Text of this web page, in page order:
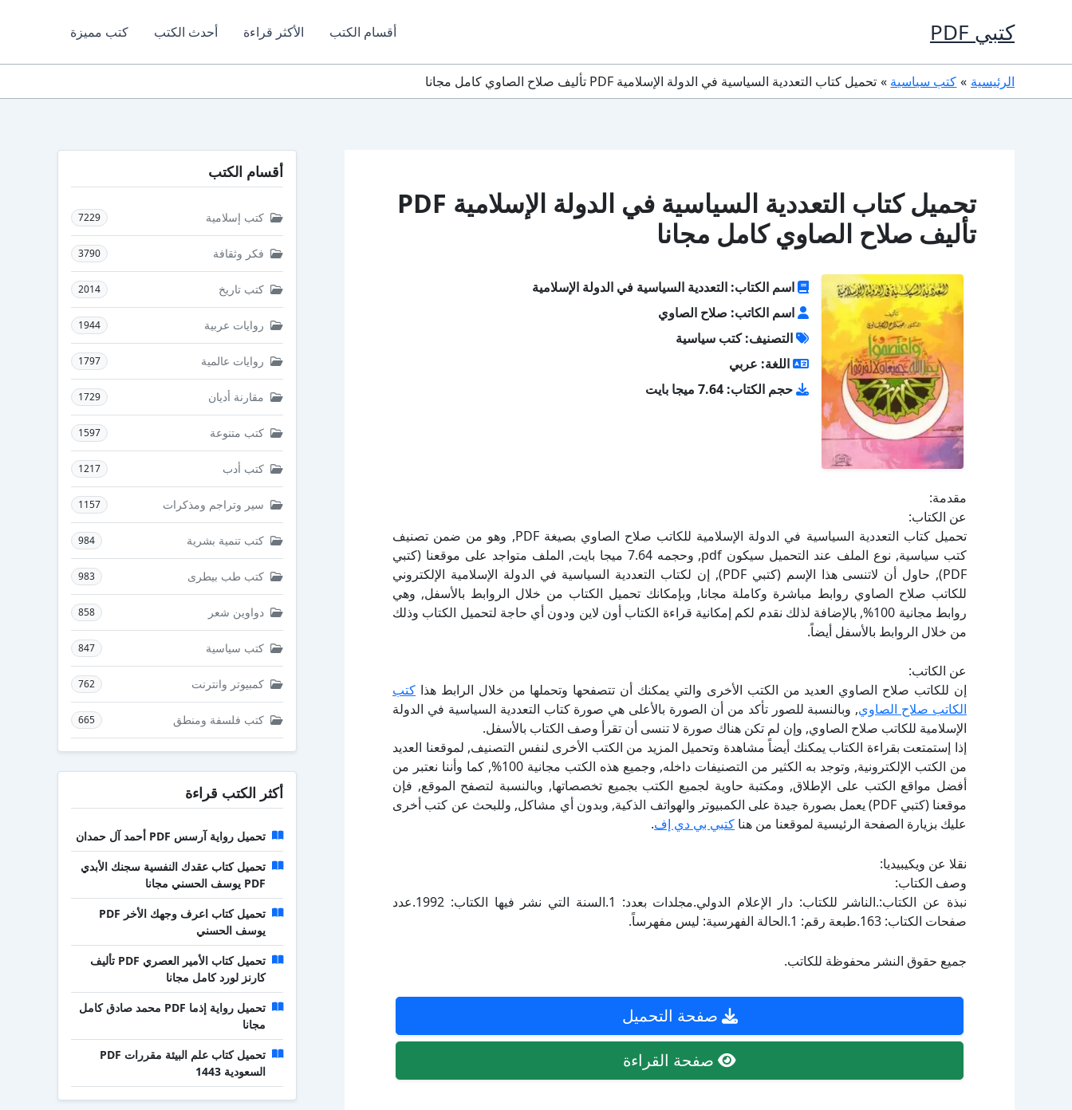
كتبي PDF أقسام الكتب الأكثر قراءة أحدث الكتب كتب مميزة
الرئيسية كتب سياسية تحميل كتاب التعددية السياسية في الدولة الإسلامية PDF تأليف صلاح الصاوي كامل مجانا
تحميل كتاب التعددية السياسية في الدولة الإسلامية PDF
تأليف صلاح الصاوي كامل مجانا
اسم الكتاب: التعددية السياسية في الدولة الإسلامية
اسم الكاتب: صلاح الصاوي
التصنيف: كتب سياسية
اللغة: عربي
حجم الكتاب: 7.64 ميجا بايت
مقدمة:
عن الكتاب:
تحميل كتاب التعددية السياسية في الدولة الإسلامية للكاتب صلاح الصاوي بصيغة PDF, وهو من ضمن تصنيف
كتب سياسية, نوع الملف عند التحميل سيكون pdf, وحجمه 7.64 ميجا بايت, الملف متواجد على موقعنا (كتبي
PDF), حاول أن لاتنسى هذا الإسم (كتبي PDF), إن لكتاب التعددية السياسية في الدولة الإسلامية الإلكتروني
للكاتب صلاح الصاوي روابط مباشرة وكاملة مجانا, وبإمكانك تحميل الكتاب من خلال الروابط بالأسفل, وهي
روابط مجانية 100%, بالإضافة لذلك نقدم لكم إمكانية قراءة الكتاب أون لاين ودون أي حاجة لتحميل الكتاب وذلك
من خلال الروابط بالأسفل أيضاً.
عن الكاتب:
إن للكاتب صلاح الصاوي العديد من الكتب الأخرى والتي يمكنك أن تتصفحها وتحملها من خلال الرابط هذا كتب
الكاتب صلاح الصاوي, وبالنسبة للصور تأكد من أن الصورة بالأعلى هي صورة كتاب التعددية السياسية في الدولة
الإسلامية للكاتب صلاح الصاوي, وإن لم تكن هناك صورة لا تنسى أن تقرأ وصف الكتاب بالأسفل.
إذا إستمتعت بقراءة الكتاب يمكنك أيضاً مشاهدة وتحميل المزيد من الكتب الأخرى لنفس التصنيف, لموقعنا العديد
من الكتب الإلكترونية, وتوجد به الكثير من التصنيفات داخله, وجميع هذه الكتب مجانية 100%, كما وأننا نعتبر من
أفضل مواقع الكتب على الإطلاق, ومكتبة حاوية لجميع الكتب بجميع تخصصاتها, وبالنسبة لتصفح الموقع, فإن
موقعنا (كتبي PDF) يعمل بصورة جيدة على الكمبيوتر والهواتف الذكية, وبدون أي مشاكل, وللبحث عن كتب أخرى
عليك بزيارة الصفحة الرئيسية لموقعنا من هنا كتبي بي دي إف.
نقلا عن ويكيبيديا:
وصف الكتاب:
نبذة عن الكتاب:.الناشر للكتاب: دار الإعلام الدولي.مجلدات بعدد: 1.السنة التي نشر فيها الكتاب: 1992.عدد
صفحات الكتاب: 163.طبعة رقم: 1.الحالة الفهرسية: ليس مفهرساً.
جميع حقوق النشر محفوظة للكاتب.
صفحة التحميل
صفحة القراءة
أقسام الكتب
كتب إسلامية 7229
فكر وثقافة 3790
كتب تاريخ 2014
روايات عربية 1944
روايات عالمية 1797
مقارنة أديان 1729
كتب متنوعة 1597
كتب أدب 1217
سير وتراجم ومذكرات 1157
كتب تنمية بشرية 984
كتب طب بيطرى 983
دواوين شعر 858
كتب سياسية 847
كمبيوتر وانترنت 762
كتب فلسفة ومنطق 665
أكثر الكتب قراءة
تحميل رواية آرسس PDF أحمد آل حمدان
تحميل كتاب عقدك النفسية سجنك الأبدي
PDF يوسف الحسني مجانا
تحميل كتاب اعرف وجهك الأخر PDF
يوسف الحسني
تحميل كتاب الأمير العصري PDF تأليف
كارنز لورد كامل مجانا
تحميل رواية إذما PDF محمد صادق كامل
مجانا
تحميل كتاب علم البيئة مقررات PDF
السعودية 1443